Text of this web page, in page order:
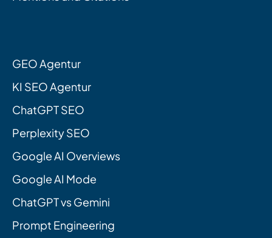
GEO Agentur
KI SEO Agentur
ChatGPT SEO
Perplexity SEO
Google AI Overviews
Google AI Mode
ChatGPT vs Gemini
Prompt Engineering